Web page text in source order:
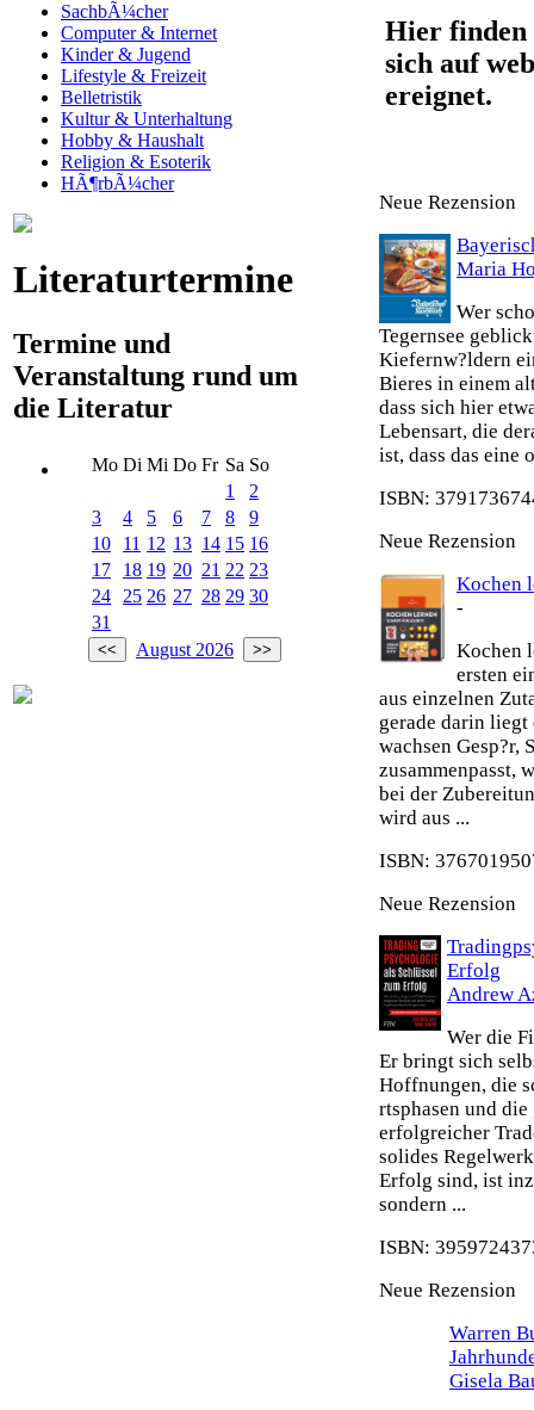
SachbÃ¼cher
Computer & Internet
Kinder & Jugend
Lifestyle & Freizeit
Belletristik
Kultur & Unterhaltung
Hobby & Haushalt
Religion & Esoterik
HÃ¶rbÃ¼cher
Literaturtermine
Termine und
Veranstaltung rund um
die Literatur
Mo Di Mi Do Fr Sa So
1
2
3
4 5 6 7 8
9
10
11 12 13 14 15 16
17
18 19 20 21 22 23
24
25 26 27 28 29 30
31
August 2026
Hier finden
sich auf
ereignet.
Neue Rezension
Maria
Wer
Tegernsee
Kiefernw?ldern
Bieres in einem
dass sich hier
Lebensart, die
ist, dass das eine
ISBN:
Neue Rezension
Kochen
-
Kochen
ersten
aus einzelnen
gerade darin
wachsen Gesp?r,
zusammenpasst,
bei der
wird aus ...
ISBN:
Neue Rezension
Erfolg
Andrew
Wer die
Er bringt sich
Hoffnungen, die
rtsphasen und
erfolgreicher
solides
Erfolg sind, ist
sondern ...
ISBN:
Neue Rezension
Warren
Gisela